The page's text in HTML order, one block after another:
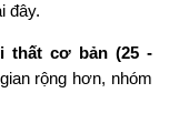
đây.
thất cơ bản (25 -
rộng hơn, nhóm